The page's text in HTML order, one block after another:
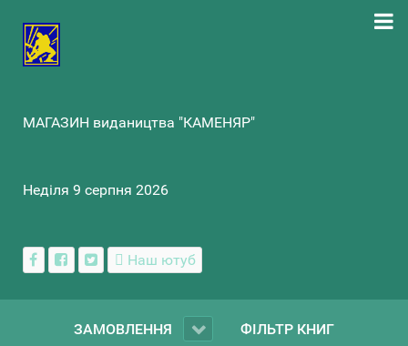
МАГАЗИН видаництва "КАМЕНЯР"
Неділя 9 серпня 2026
Наш ютуб
ЗАМОВЛЕННЯ ФІЛЬТР КНИГ